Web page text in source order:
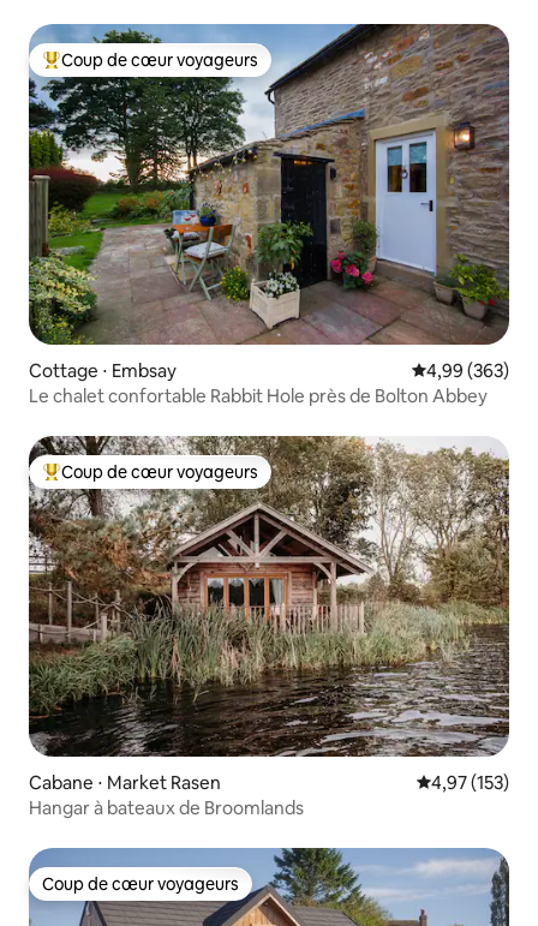
Coups de cœur voyageurs les plus appréciés
Coup de cœur voyageurs
Cottage ⋅ Embsay Évaluation
4,99 (363)
Le chalet confortable Rabbit Hole près de Bolton Abbey
Coups de cœur voyageurs les plus appréciés
Coup de cœur voyageurs
Cabane ⋅ Market Rasen Évaluation
4,97 (153)
Hangar à bateaux de Broomlands
Coup de cœur voyageurs
Coup de cœur voyageurs